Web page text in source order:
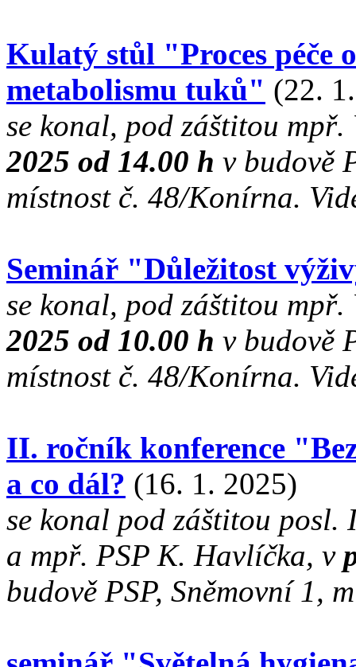
Kulatý stůl "Proces péče
metabolismu tuků" (22.
se konal, pod záštitou
2025 od 14.00 h v budově
místnost č. 48/Konírna.
Seminář "Důležitost
se konal, pod záštitou
2025 od 10.00 h v budově
místnost č. 48/Konírna.
II. ročník konference
a co dál? (16. 1. 2025)
se konal pod záštitou posl.
a mpř. PSP K. Havlíčka, v
budově PSP, Sněmovní 1,